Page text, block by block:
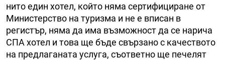
нито един хотел, който няма сертифициране от
Министерство на туризма и не е вписан в
регистър, няма да има възможност да се нарича
СПА хотел и това ще бъде свързано с качеството
на предлаганата услуга, съответно ще печелят